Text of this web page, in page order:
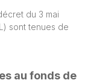
du 3 mai
sont tenues de
au fonds de